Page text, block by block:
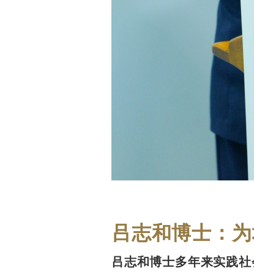
吕志和博士：
吕志和博士多年来实践